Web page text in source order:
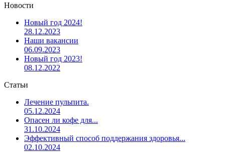
Новости
Новый год 2024!
28.12.2023
Наши вакансии
06.09.2023
Новый год 2023!
08.12.2022
Статьи
Лечение пульпита.
05.12.2024
Опасен ли кофе для...
31.10.2024
Эффективный способ поддержания здоровья...
02.10.2024